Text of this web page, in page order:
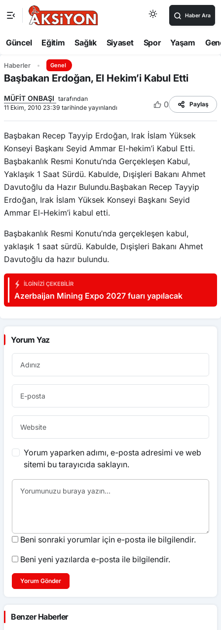
Haber Ara
Güncel Eğitim Sağlık Siyaset Spor Yaşam
Haberler Genel
Başbakan Erdoğan, El Hekim’i Kabul Etti
MÜFİT ONBAŞI tarafından
11 Ekim, 2010 23:39 tarihinde yayınlandı
0 Paylaş
Başbakan Recep Tayyip Erdoğan, Irak İslam Yüksek
Konseyi Başkanı Seyid Ammar El-hekim’i Kabul Etti.
Başbakanlık Resmi Konutu’nda Gerçekleşen Kabul,
Yaklaşık 1 Saat Sürdü. Kabulde, Dışişleri Bakanı Ahmet
Davutoğlu da Hazır Bulundu.Başbakan Recep Tayyip
Erdoğan, Irak İslam Yüksek Konseyi Başkanı Seyid
Ammar El-Hekim’i kabul etti.
Başbakanlık Resmi Konutu’nda gerçekleşen kabul,
yaklaşık 1 saat sürdü. Kabulde, Dışişleri Bakanı Ahmet
Davutoğlu da hazır bulundu.
İLGINIZI ÇEKEBILIR
Azerbaijan Mining Expo 2027 fuarı yapılacak
Yorum Yaz
Yorum yaparken adımı, e-posta adresimi ve web
sitemi bu tarayıcıda saklayın.
Beni sonraki yorumlar için e-posta ile bilgilendir.
Beni yeni yazılarda e-posta ile bilgilendir.
Yorum Gönder
Benzer Haberler